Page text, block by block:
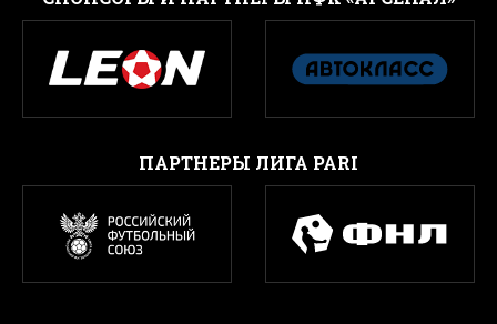
ПАРТНЕРЫ ЛИГА PARI